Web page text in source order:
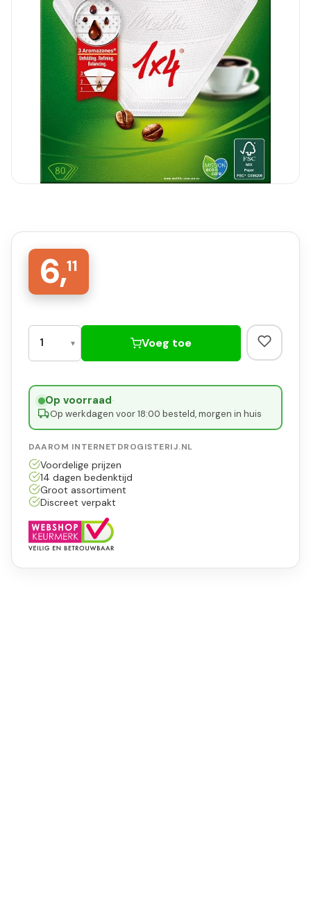
6,11
Voeg toe
Op voorraad·
Op werkdagen voor 18:00 besteld, morgen in huis
DAAROM INTERNETDROGISTERIJ.NL
Voordelige prijzen
14 dagen bedenktijd
Groot assortiment
Discreet verpakt